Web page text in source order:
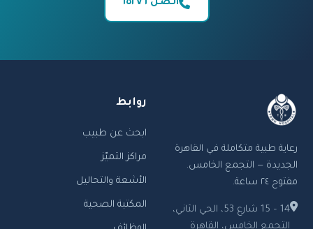
اتصل ١٥٢٧٦
رعاية طبية متكاملة في القاهرة
الجديدة — التجمع الخامس.
مفتوح ٢٤ ساعة.
14 – 15 شارع 53، الحي الثاني،
التجمع الخامس، القاهرة
روابط
ابحث عن طبيب
مراكز التميّز
الأشعة والتحاليل
المكتبة الصحية